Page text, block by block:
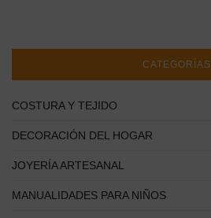
CATEGORÍAS
COSTURA Y TEJIDO
DECORACIÓN DEL HOGAR
JOYERÍA ARTESANAL
MANUALIDADES PARA NIÑOS